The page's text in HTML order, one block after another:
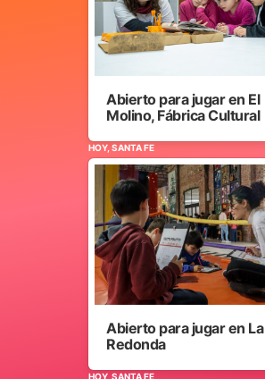
Abierto para jugar en El
Molino, Fábrica Cultural
HOY, SANTA FE
Abierto para jugar en La
Redonda
HOY, SANTA FE